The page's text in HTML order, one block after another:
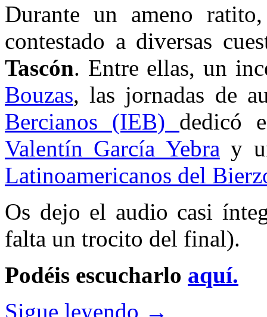
Durante un ameno
contestado a diversas
Tascón. Entre ellas, un
Bouzas, las jornadas de
Bercianos (IEB) dedicó
Valentín García Yebra y
Latinoamericanos del
Os dejo el audio casi
falta un trocito del final).
Podéis escucharlo aquí.
Sigue leyendo →